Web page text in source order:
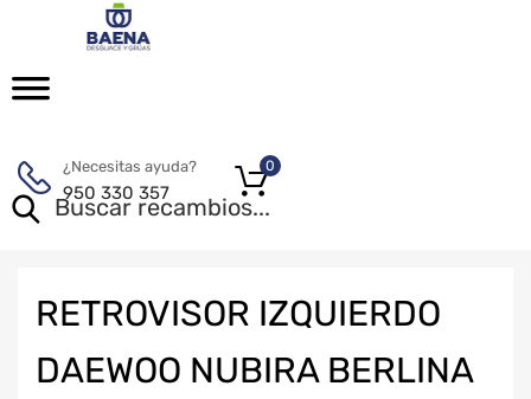
¿Necesitas ayuda?
950 330 357
0
RETROVISOR IZQUIERDO
DAEWOO NUBIRA BERLINA